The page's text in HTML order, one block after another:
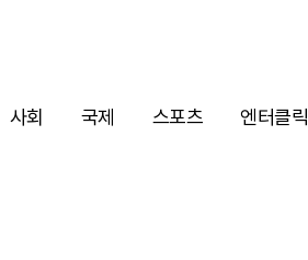
사회 국제 스포츠 엔터클릭